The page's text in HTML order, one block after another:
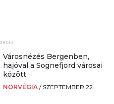
Városnézés Bergenben,
hajóval a Sognefjord városai
között
NORVÉGIA / SZEPTEMBER 22.